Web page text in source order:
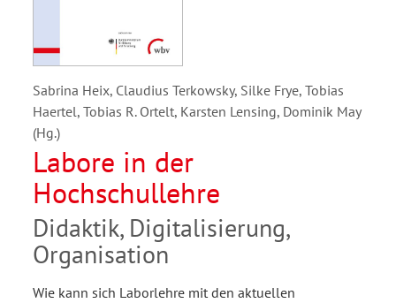
Sabrina Heix, Claudius Terkowsky, Silke Frye, Tobias
Haertel, Tobias R. Ortelt, Karsten Lensing, Dominik May
(Hg.)
Labore in der
Hochschullehre
Didaktik, Digitalisierung,
Organisation
Wie kann sich Laborlehre mit den aktuellen